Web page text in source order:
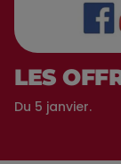
LES
Du 5 janvier.